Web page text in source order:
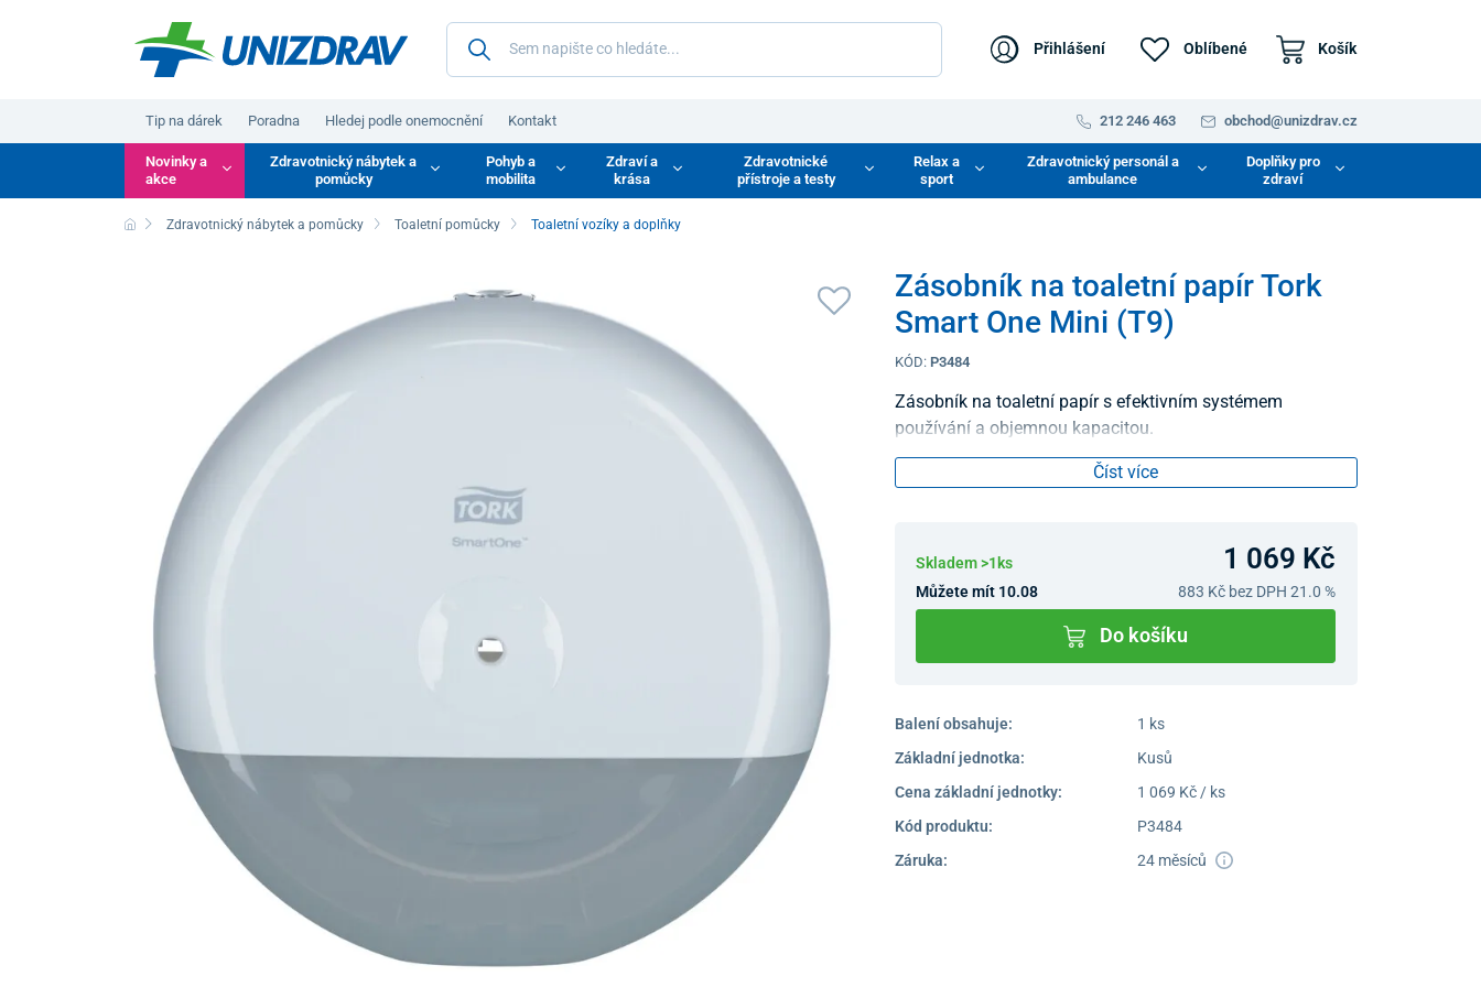
Přihlášení Oblíbené Košík
Tip na dárek Poradna Hledej podle onemocnění Kontakt 212 246 463 obchod@unizdrav.cz
Novinky a
akce
Zdravotnický nábytek a
pomůcky
Pohyb a
mobilita
Zdraví a
krása
Zdravotnické
přístroje a testy
Relax a
sport
Zdravotnický personál a
ambulance
Doplňky pro
zdraví
Zdravotnický nábytek a pomůcky Toaletní pomůcky Toaletní vozíky a doplňky
Zásobník na toaletní papír Tork
Smart One Mini (T9)
KÓD: P3484
Zásobník na toaletní papír s efektivním systémem
používání a objemnou kapacitou.
Číst více
Skladem >1ks 1 069 Kč
Můžete mít 10.08 883 Kčbez DPH 21.0 %
Do košíku
Balení obsahuje:
1 ks
Základní jednotka:
Kusů
Cena základní jednotky:
1 069 Kč / ks
Kód produktu:
P3484
Záruka:
24 měsíců